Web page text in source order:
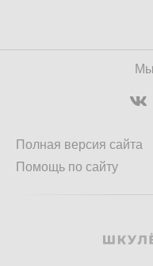
Мы
Полная версия сайта
Помощь по сайту